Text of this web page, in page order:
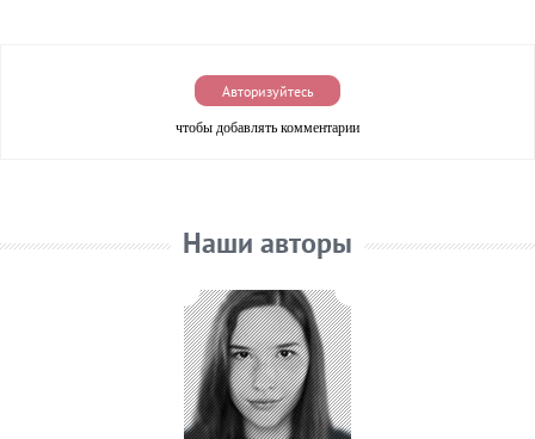
Авторизуйтесь
чтобы добавлять комментарии
Наши авторы